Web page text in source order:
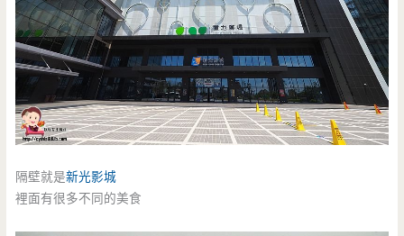
隔壁就是新光影城
裡面有很多不同的美食